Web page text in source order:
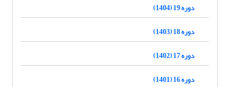
دوره 19 (1404)
دوره 18 (1403)
دوره 17 (1402)
دوره 16 (1401)